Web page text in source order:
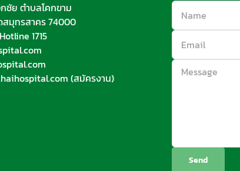
ชัย ตำบลโคกขาม
สมุทรสาคร 74000
1715
(สมัครงาน)